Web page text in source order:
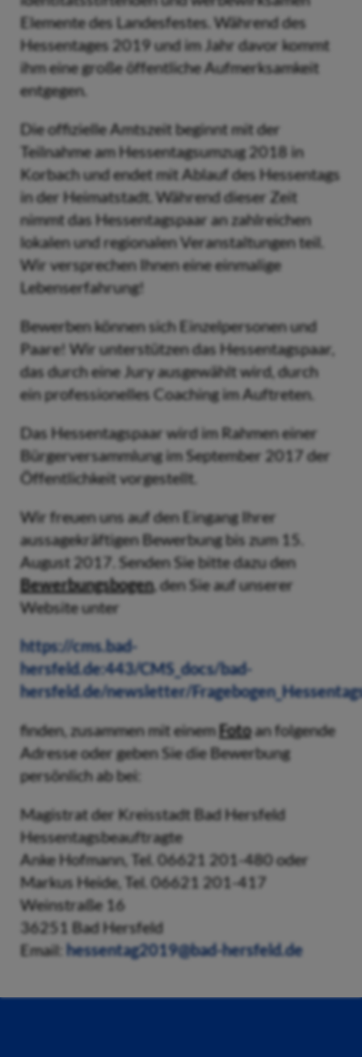
Elemente des Landesfestes. Während des
Hessentages 2019 und im Jahr davor kommt
ihm eine große öffentliche Aufmerksamkeit
entgegen.
Die offizielle Amtszeit beginnt mit der
Teilnahme am Hessentagsumzug 2018 in
Korbach und endet mit Ablauf des Hessentags
in der Heimatstadt. Während dieser Zeit
nimmt das Hessentagspaar an zahlreichen
lokalen und regionalen Veranstaltungen teil.
Wir versprechen Ihnen eine einmalige
Lebenserfahrung!
Bewerben können sich Einzelpersonen und
Paare! Wir unterstützen das Hessentagspaar,
das durch eine Jury ausgewählt wird, durch
ein professionelles Coaching im Auftreten.
Das Hessentagspaar wird im Rahmen einer
Bürgerversammlung im September 2017 der
Öffentlichkeit vorgestellt.
Wir freuen uns auf den Eingang Ihrer
aussagekräftigen Bewerbung bis zum 15.
August 2017. Senden Sie bitte dazu den
Bewerbungsbogen, den Sie auf unserer
Website unter
https://cms.bad-
hersfeld.de:443/CMS_docs/bad-
hersfeld.de/newsletter/
finden, zusammen mit einemFotoan folgende
Adresse oder geben Sie die Bewerbung
persönlich ab bei:
Magistrat der Kreisstadt Bad Hersfeld
Hessentagsbeauftragte
Anke Hofmann, Tel. 06621 201-480 oder
Markus Heide, Tel. 06621 201-417
Weinstraße 16
36251 Bad Hersfeld
Email: hessentag2019@bad-hersfeld.de